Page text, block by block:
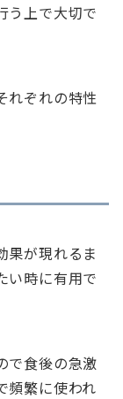
う上で大切で
れぞれの特性
果が現れるま
い時に有用で
で食後の急激
頻繁に使われ